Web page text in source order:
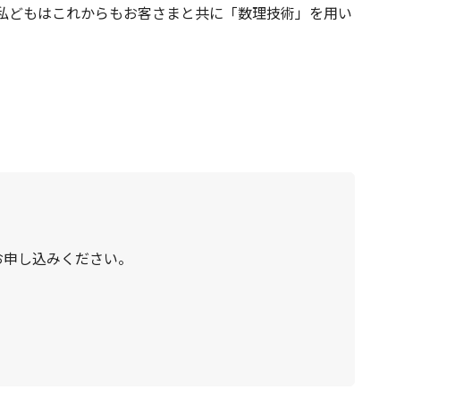
もはこれからもお客さまと共に「数理技術」を用い
し込みください。